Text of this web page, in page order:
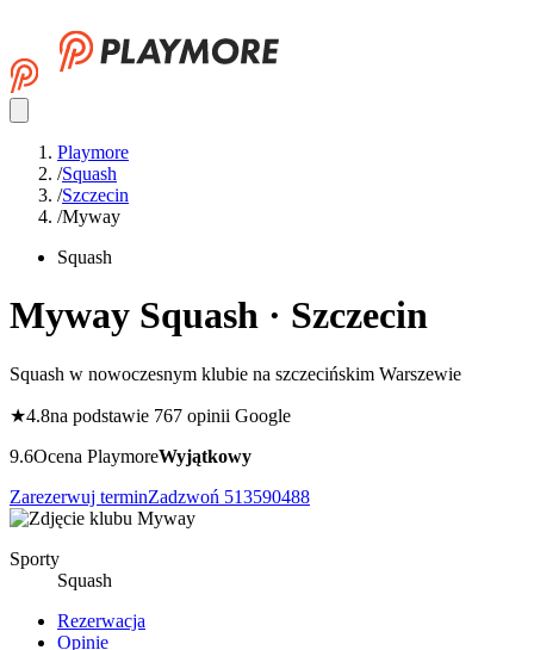
Playmore
/Squash
/Szczecin
/Myway
Squash
Myway Squash · Szczecin
Squash w nowoczesnym klubie na szczecińskim Warszewie
★4.8na podstawie 767 opinii Google
9.6Ocena PlaymoreWyjątkowy
Zarezerwuj terminZadzwoń 513590488
Sporty
Squash
Rezerwacja
Opinie